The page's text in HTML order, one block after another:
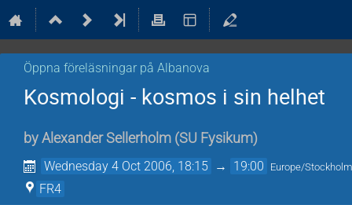
Öppna föreläsningar på Albanova
Kosmologi - kosmos i sin helhet
by Alexander Sellerholm (SU Fysikum)
Wednesday 4 Oct 2006, 18:15 → 19:00 Europe/
FR4